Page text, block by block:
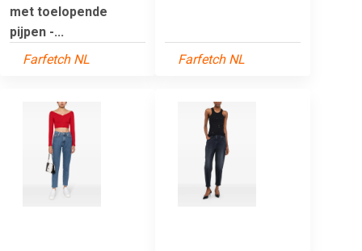
met toelopende
pijpen -...
Farfetch NL
Farfetch NL